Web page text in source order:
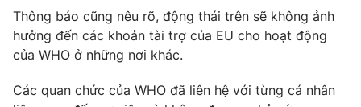
Thị trường
Tư vấn
Chuyên mục khác
Emagazine Podcast
Thông báo cũng nêu rõ, động thái trên sẽ không ảnh
hưởng đến các khoản tài trợ của EU cho hoạt động
của WHO ở những nơi khác.
Các quan chức của WHO đã liên hệ với từng cá nhân